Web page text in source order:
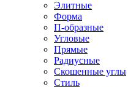
Элитные
Форма
П-образные
Угловые
Прямые
Радиусные
Скошенные углы
Стиль